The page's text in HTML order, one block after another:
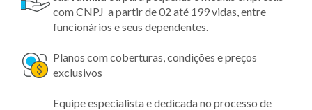
com CNPJ a partir de 02 até 199 vidas, entre
funcionários e seus dependentes.
Planos com coberturas, condições e preços
exclusivos
Equipe especialista e dedicada no processo de